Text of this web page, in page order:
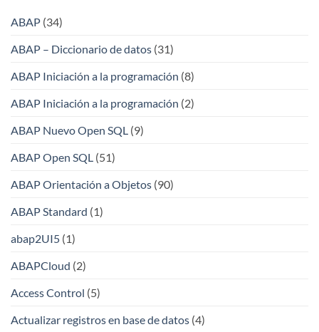
ABAP (34)
ABAP – Diccionario de datos (31)
ABAP Iniciación a la programación (8)
ABAP Iniciación a la programación (2)
ABAP Nuevo Open SQL (9)
ABAP Open SQL (51)
ABAP Orientación a Objetos (90)
ABAP Standard (1)
abap2UI5 (1)
ABAPCloud (2)
Access Control (5)
Actualizar registros en base de datos (4)